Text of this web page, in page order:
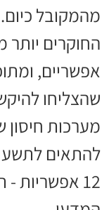
מהמקובל
שהצליחו
מערכות
להתאים לתשע
12